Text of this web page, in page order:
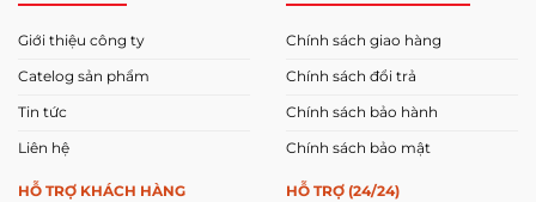
Giới thiệu công ty
Catelog sản phẩm
Tin tức
Liên hệ
Chính sách giao hàng
Chính sách đổi trả
Chính sách bảo hành
Chính sách bảo mật
HỖ TRỢ KHÁCH HÀNG HỖ TRỢ (24/24)